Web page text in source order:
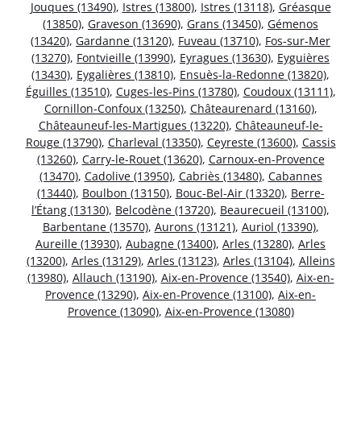
Jouques (13490), Istres (13800), Istres (13118), Gréasque
(13850), Graveson (13690), Grans (13450), Gémenos
(13420), Gardanne (13120), Fuveau (13710), Fos-sur-Mer
(13270), Fontvieille (13990), Eyragues (13630), Eyguières
(13430), Eygalières (13810), Ensuès-la-Redonne (13820),
Éguilles (13510), Cuges-les-Pins (13780), Coudoux (13111),
Cornillon-Confoux (13250), Châteaurenard (13160),
Châteauneuf-les-Martigues (13220), Châteauneuf-le-
Rouge (13790), Charleval (13350), Ceyreste (13600), Cassis
(13260), Carry-le-Rouet (13620), Carnoux-en-Provence
(13470), Cadolive (13950), Cabriès (13480), Cabannes
(13440), Boulbon (13150), Bouc-Bel-Air (13320), Berre-
l’Étang (13130), Belcodène (13720), Beaurecueil (13100),
Barbentane (13570), Aurons (13121), Auriol (13390),
Aureille (13930), Aubagne (13400), Arles (13280), Arles
(13200), Arles (13129), Arles (13123), Arles (13104), Alleins
(13980), Allauch (13190), Aix-en-Provence (13540), Aix-en-
Provence (13290), Aix-en-Provence (13100), Aix-en-
Provence (13090), Aix-en-Provence (13080)